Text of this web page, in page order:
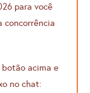
para você
concorrência
acima e
no chat: